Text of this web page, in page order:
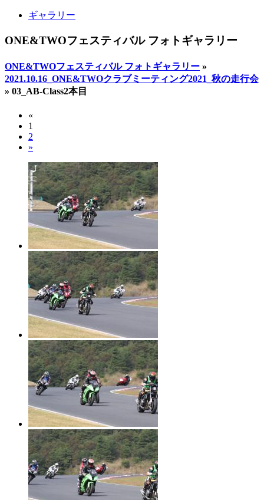
ギャラリー
ONE&TWOフェスティバル フォトギャラリー
ONE&TWOフェスティバル フォトギャラリー »
2021.10.16_ONE&TWOクラブミーティング2021_秋の走行会
» 03_AB-Class2本目
«
1
2
»